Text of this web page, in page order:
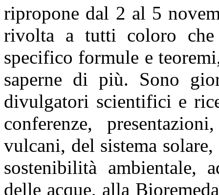
ripropone dal 2 al 5
rivolta a tutti coloro
specifico formule e
saperne di più. Sono
divulgatori scientifici e
conferenze,
vulcani, del sistema
sostenibilità ambientale,
delle acque, alla